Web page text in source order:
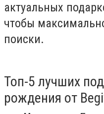
актуальных
чтобы
поиски.
Топ-5 лучших
рождения от